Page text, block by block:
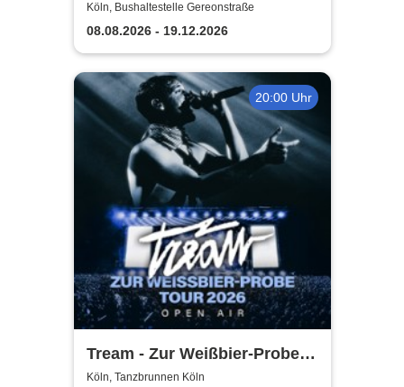
Köln, Bushaltestelle Gereonstraße
08.08.2026 - 19.12.2026
20:00 Uhr
Tream - Zur Weißbier-Probe
Tour 2026
Köln, Tanzbrunnen Köln